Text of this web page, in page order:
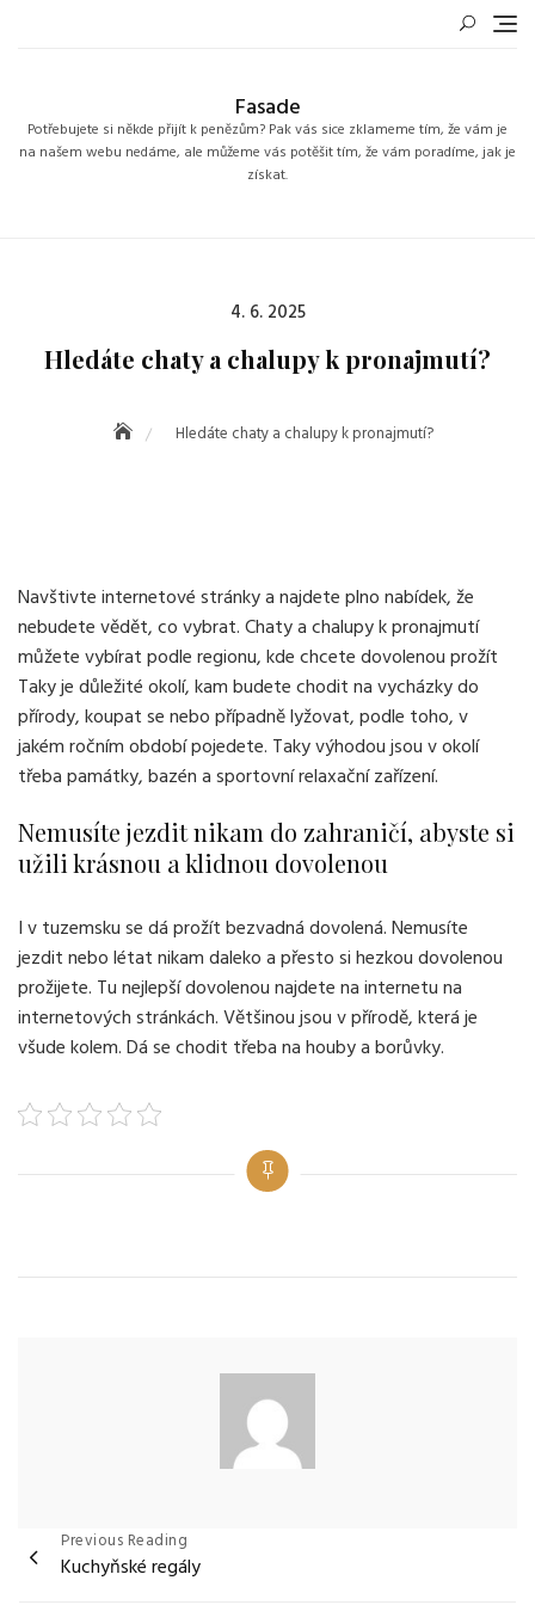
Fasade
Potřebujete si někde přijít k penězům? Pak vás sice zklameme tím, že vám je
na našem webu nedáme, ale můžeme vás potěšit tím, že vám poradíme, jak je
získat.
Posted
on
4. 6. 2025
Hledáte chaty a chalupy k pronajmutí?
Hledáte chaty a chalupy k pronajmutí?
Navštivte internetové stránky a najdete plno nabídek, že
nebudete vědět, co vybrat.Chaty a chalupy k pronajmutí
můžete vybírat podle regionu, kde chcete dovolenou prožít
Taky je důležité okolí, kam budete chodit na vycházky do
přírody, koupat se nebo případně lyžovat, podle toho, v
jakém ročním období pojedete. Taky výhodou jsou v okolí
třeba památky, bazén a sportovní relaxační zařízení.
Nemusíte jezdit nikam do zahraničí, abyste si
užili krásnou a klidnou dovolenou
I v tuzemsku se dá prožít bezvadná dovolená. Nemusíte
jezdit nebo létat nikam daleko a přesto si hezkou dovolenou
prožijete. Tu nejlepší dovolenou najdete na internetu na
internetových stránkách. Většinou jsou v přírodě, která je
všude kolem. Dá se chodit třeba na houby a borůvky.
Navigace
pro
Previous Reading
Kuchyňské regály